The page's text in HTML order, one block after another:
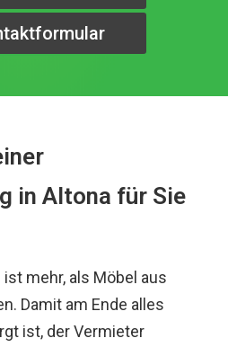
in Altona für Sie
mehr, als Möbel aus
Damit am Ende alles
ist, der Vermieter